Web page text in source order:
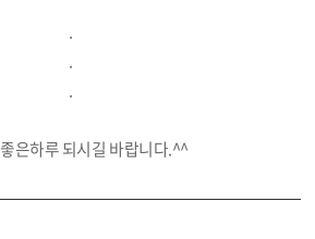
.
.
.
은하루 되시길 바랍니다.^^